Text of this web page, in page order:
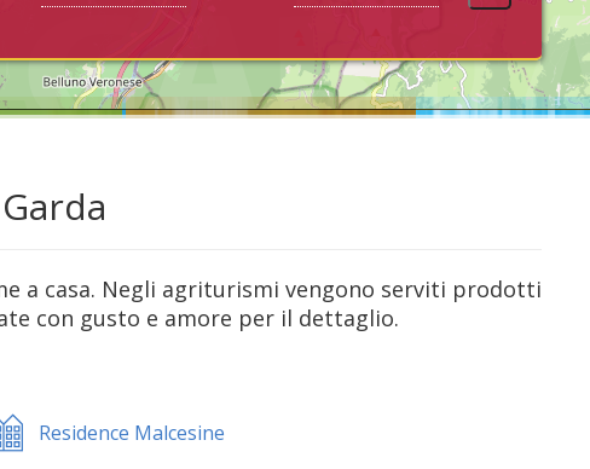
a casa. Negli agriturismi vengono serviti prodotti
con gusto e amore per il dettaglio.
Residence Malcesine